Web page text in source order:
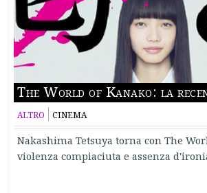
The World of Kanako: la
ALTRO CINEMA
Nakashima Tetsuya torna con The
violenza compiaciuta e assenza